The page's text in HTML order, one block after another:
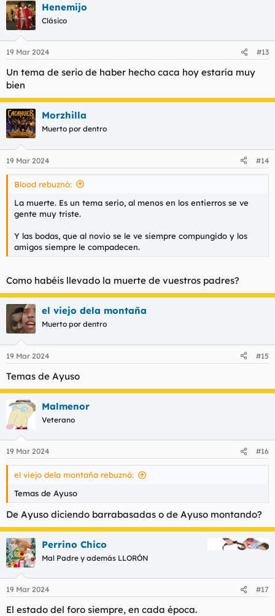
Henemijo
Clásico
19 Mar 2024 #13
Un tema de serio de haber hecho caca hoy estaría muy
bien
Morzhilla
Muerto por dentro
19 Mar 2024 #14
Blood rebuznó:
La muerte. Es un tema serio, al menos en los entierros se ve
gente muy triste.
Y las bodas, que al novio se le ve siempre compungido y los
amigos siempre le compadecen.
Como habéis llevado la muerte de vuestros padres?
el viejo dela montaña
Muerto por dentro
19 Mar 2024 #15
Temas de Ayuso
Malmenor
Veterano
19 Mar 2024 #16
el viejo dela montaña rebuznó:
Temas de Ayuso
De Ayuso diciendo barrabasadas o de Ayuso montando?
Perrino Chico
Mal Padre y además LLORÓN
19 Mar 2024 #17
El estado del foro siempre, en cada época.